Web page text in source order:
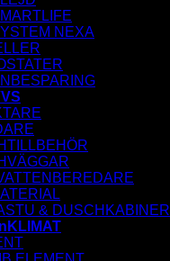
NEXA
& DUSCHKABINER
KLIMAT